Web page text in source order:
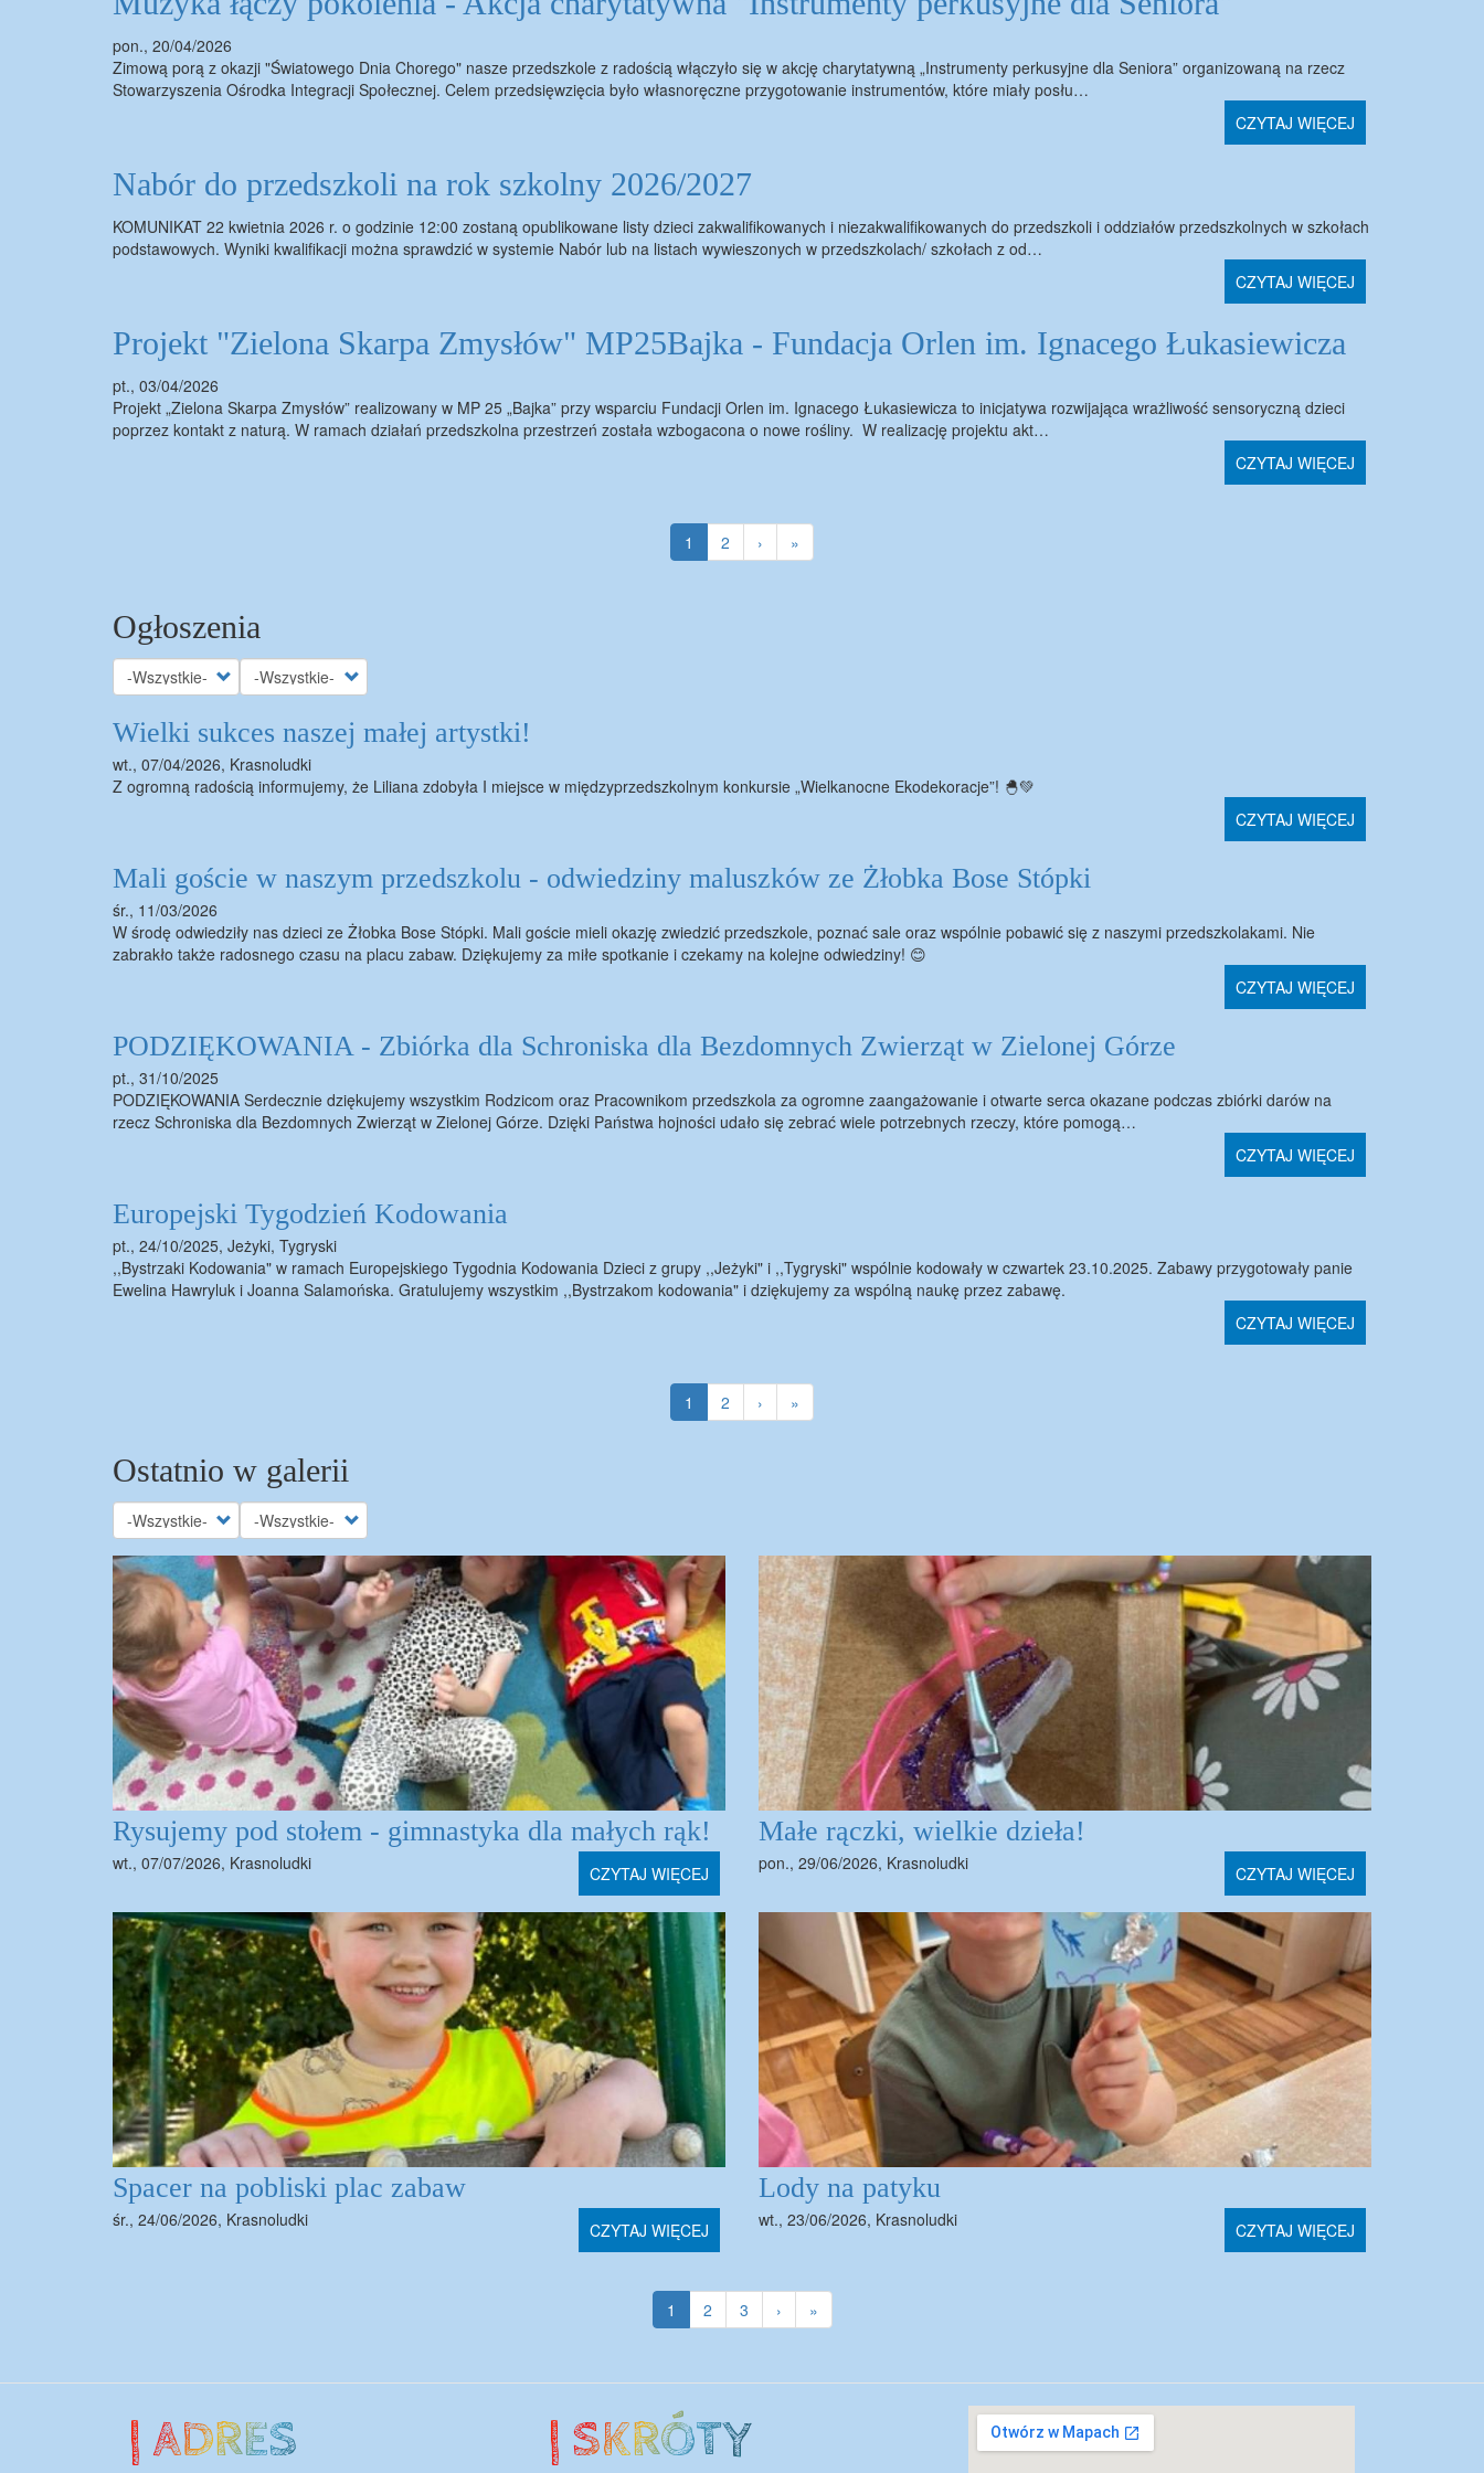
pon., 20/04/2026
Zimową porą z okazji "Światowego Dnia Chorego" nasze przedszkole z radością włączyło się w akcję charytatywną „Instrumenty perkusyjne dla Seniora” organizowaną na rzecz
Stowarzyszenia Ośrodka Integracji Społecznej. Celem przedsięwzięcia było własnoręczne przygotowanie instrumentów, które miały posłu…
CZYTAJ WIĘCEJ
Nabór do przedszkoli na rok szkolny 2026/2027
KOMUNIKAT 22 kwietnia 2026 r. o godzinie 12:00 zostaną opublikowane listy dzieci zakwalifikowanych i niezakwalifikowanych do przedszkoli i oddziałów przedszkolnych w szkołach
podstawowych. Wyniki kwalifikacji można sprawdzić w systemie Nabór lub na listach wywieszonych w przedszkolach/ szkołach z od…
CZYTAJ WIĘCEJ
Projekt "Zielona Skarpa Zmysłów" MP25Bajka - Fundacja Orlen im. Ignacego Łukasiewicza
pt., 03/04/2026
Projekt „Zielona Skarpa Zmysłów” realizowany w MP 25 „Bajka” przy wsparciu Fundacji Orlen im. Ignacego Łukasiewicza to inicjatywa rozwijająca wrażliwość sensoryczną dzieci
poprzez kontakt z naturą. W ramach działań przedszkolna przestrzeń została wzbogacona o nowe rośliny. W realizację projektu akt…
CZYTAJ WIĘCEJ
Bieżąca
strona
1 Strona
2
Następna
strona
›
Ostatnia
strona
»
Ogłoszenia
Wielki sukces naszej małej artystki!
wt., 07/04/2026, Krasnoludki
Z ogromną radością informujemy, że Liliana zdobyła I miejsce w międzyprzedszkolnym konkursie „Wielkanocne Ekodekoracje”! 🐣💚
CZYTAJ WIĘCEJ
Mali goście w naszym przedszkolu - odwiedziny maluszków ze Żłobka Bose Stópki
śr., 11/03/2026
W środę odwiedziły nas dzieci ze Żłobka Bose Stópki. Mali goście mieli okazję zwiedzić przedszkole, poznać sale oraz wspólnie pobawić się z naszymi przedszkolakami. Nie
zabrakło także radosnego czasu na placu zabaw. Dziękujemy za miłe spotkanie i czekamy na kolejne odwiedziny! 😊
CZYTAJ WIĘCEJ
PODZIĘKOWANIA - Zbiórka dla Schroniska dla Bezdomnych Zwierząt w Zielonej Górze
pt., 31/10/2025
PODZIĘKOWANIA Serdecznie dziękujemy wszystkim Rodzicom oraz Pracownikom przedszkola za ogromne zaangażowanie i otwarte serca okazane podczas zbiórki darów na
rzecz Schroniska dla Bezdomnych Zwierząt w Zielonej Górze. Dzięki Państwa hojności udało się zebrać wiele potrzebnych rzeczy, które pomogą…
CZYTAJ WIĘCEJ
Europejski Tygodzień Kodowania
pt., 24/10/2025, Jeżyki, Tygryski
,,Bystrzaki Kodowania" w ramach Europejskiego Tygodnia Kodowania Dzieci z grupy ,,Jeżyki" i ,,Tygryski" wspólnie kodowały w czwartek 23.10.2025. Zabawy przygotowały panie
Ewelina Hawryluk i Joanna Salamońska. Gratulujemy wszystkim ,,Bystrzakom kodowania" i dziękujemy za wspólną naukę przez zabawę.
CZYTAJ WIĘCEJ
Bieżąca
strona
1 Strona
2
Następna
strona
›
Ostatnia
strona
»
Ostatnio w galerii
Rysujemy pod stołem - gimnastyka dla małych rąk!
wt., 07/07/2026, Krasnoludki CZYTAJ WIĘCEJ
Małe rączki, wielkie dzieła!
pon., 29/06/2026, Krasnoludki CZYTAJ WIĘCEJ
Spacer na pobliski plac zabaw
śr., 24/06/2026, Krasnoludki CZYTAJ WIĘCEJ
Lody na patyku
wt., 23/06/2026, Krasnoludki CZYTAJ WIĘCEJ
Bieżąca
strona
1 Strona
2 Strona
3
Następna
strona
›
Ostatnia
strona
»
| ADRES | SKRÓTY Lokalizacja